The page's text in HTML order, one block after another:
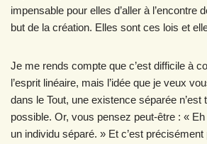
impensable pour elles d’aller à l’encontre
but de la création. Elles sont ces lois et
Je me rends compte que c’est difficile à
l’esprit linéaire, mais l’idée que je veux
dans le Tout, une existence séparée n’est
possible. Or, vous pensez peut-être : «
un individu séparé. » Et c’est